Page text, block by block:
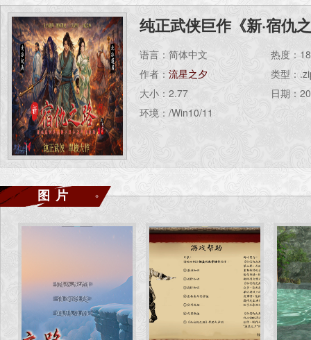
纯正武侠巨作《新·宿仇
语言：简体中文
作者： 流星之夕
大小：2.77
环境：/Win10/11
热度：
类型：
日期：
图片